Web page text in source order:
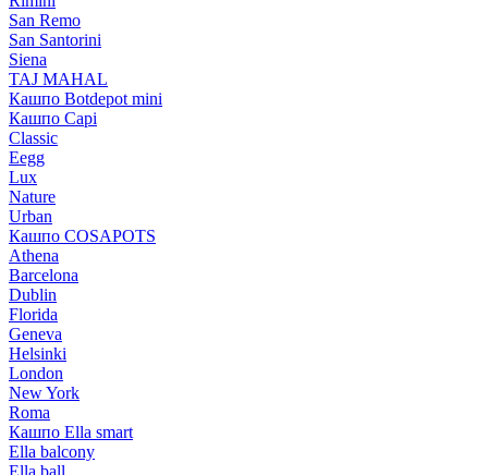
San Remo
San Santorini
Siena
TAJ MAHAL
Кашпо Botdepot mini
Кашпо Capi
Classic
Eegg
Lux
Nature
Urban
Кашпо COSAPOTS
Athena
Barcelona
Dublin
Florida
Geneva
Helsinki
London
New York
Roma
Кашпо Ella smart
Ella balcony
Ella ball